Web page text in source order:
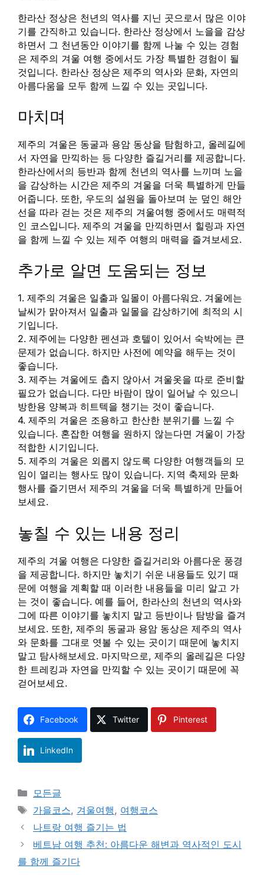
한라산 정상은 천년의 역사를 지닌 곳으로서 많은 이야
기를 간직하고 있습니다. 한라산 정상에서 노을을 감상
하면서 그 천년동안 이야기를 함께 나눌 수 있는 경험
은 제주의 겨울 여행 중에서도 가장 특별한 경험이 될
것입니다. 한라산 정상은 제주의 역사와 문화, 자연의
아름다움을 모두 함께 느낄 수 있는 곳입니다.
마치며
제주의 겨울은 동굴과 용암 동상을 탐험하고, 올레길에
서 자연을 만끽하는 등 다양한 즐길거리를 제공합니다.
한라산에서의 등반과 함께 천년의 역사를 느끼며 노을
을 감상하는 시간은 제주의 겨울을 더욱 특별하게 만들
어줍니다. 또한, 우도의 설원을 돌아보며 눈 덮인 해안
선을 따라 걷는 것은 제주의 겨울여행 중에서도 매력적
인 코스입니다. 제주의 겨울을 만끽하면서 힐링과 자연
을 함께 느낄 수 있는 제주 여행의 매력을 즐겨보세요.
추가로 알면 도움되는 정보
1. 제주의 겨울은 일출과 일몰이 아름다워요. 겨울에는
날씨가 맑아져서 일출과 일몰을 감상하기에 최적의 시
기입니다.
2. 제주에는 다양한 펜션과 호텔이 있어서 숙박에는 큰
문제가 없습니다. 하지만 사전에 예약을 해두는 것이
좋습니다.
3. 제주는 겨울에도 춥지 않아서 겨울옷을 따로 준비할
필요가 없습니다. 다만 바람이 많이 일어날 수 있으니
방한용 양복과 히트텍을 챙기는 것이 좋습니다.
4. 제주의 겨울은 조용하고 한산한 분위기를 느낄 수
있습니다. 혼잡한 여행을 원하지 않는다면 겨울이 가장
적합한 시기입니다.
5. 제주의 겨울은 외롭지 않도록 다양한 여행객들의 모
임이 열리는 행사도 많이 있습니다. 지역 축제와 문화
행사를 즐기면서 제주의 겨울을 더욱 특별하게 만들어
보세요.
놓칠 수 있는 내용 정리
제주의 겨울 여행은 다양한 즐길거리와 아름다운 풍경
을 제공합니다. 하지만 놓치기 쉬운 내용들도 있기 때
문에 여행을 계획할 때 이러한 내용들을 미리 알고 가
는 것이 좋습니다. 예를 들어, 한라산의 천년의 역사와
그에 따른 이야기를 놓치지 말고 등반이나 탐방을 즐겨
보세요. 또한, 제주의 동굴과 용암 동상은 제주의 역사
와 문화를 그대로 엿볼 수 있는 곳이기 때문에 놓치지
말고 탐사해보세요. 마지막으로, 제주의 올레길은 다양
한 트레킹과 자연을 만끽할 수 있는 곳이기 때문에 꼭
걷어보세요.
Facebook Twitter Pinterest
LinkedIn
Categories
모든글
Tags
가을코스, 겨울여행, 여행코스
나트랑 여행 즐기는 법
베트남 여행 추천: 아름다운 해변과 역사적인 도시
를 함께 즐기다